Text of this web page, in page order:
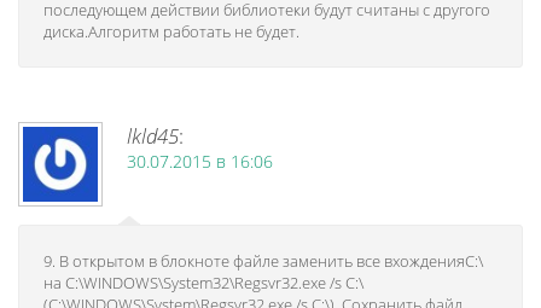
последующем действии библиотеки будут считаны с другого
диска.Алгоритм работать не будет.
lkld45:
30.07.2015 в 16:06
9. В открытом в блокноте файле заменить все вхожденияC:\
на C:\WINDOWS\System32\Regsvr32.exe /s C:\